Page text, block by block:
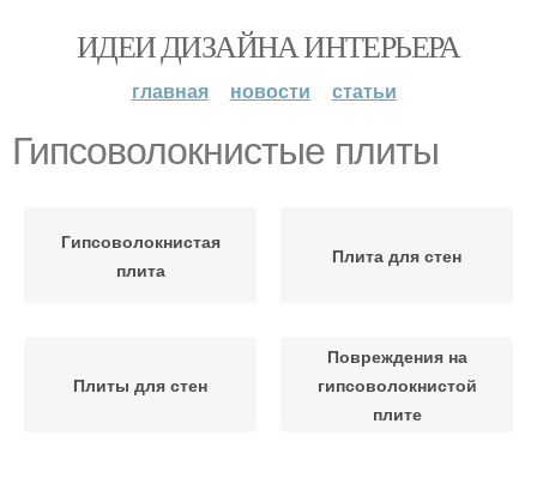
ИДЕИ ДИЗАЙНА ИНТЕРЬЕРА
главная новости статьи
Гипсоволокнистые плиты
Гипсоволокнистая
плита
Плита для стен
Плиты для стен
Повреждения на
гипсоволокнистой
плите